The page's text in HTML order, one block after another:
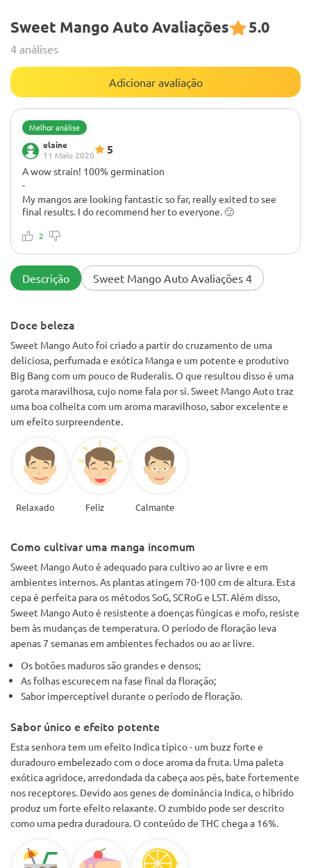
Sweet Mango Auto Avaliações 5.0
4 análises
Adicionar avaliação
Melhor análise
elaine
11 Maio 2020
5
A wow strain! 100% germination
My mangos are looking fantastic so far, really exited to see
final results. I do recommend her to everyone. 🙂
2
Descrição Sweet Mango Auto Avaliações 4
Doce beleza
Sweet Mango Auto foi criado a partir do cruzamento de uma
deliciosa, perfumada e exótica Manga e um potente e produtivo
Big Bang com um pouco de Ruderalis. O que resultou disso é uma
garota maravilhosa, cujo nome fala por si. Sweet Mango Auto traz
uma boa colheita com um aroma maravilhoso, sabor excelente e
um efeito surpreendente.
Relaxado Feliz Calmante
Como cultivar uma manga incomum
Sweet Mango Auto é adequado para cultivo ao ar livre e em
ambientes internos. As plantas atingem 70-100 cm de altura. Esta
cepa é perfeita para os métodos SoG, SCRoG e LST. Além disso,
Sweet Mango Auto é resistente a doenças fúngicas e mofo, resiste
bem às mudanças de temperatura. O período de floração leva
apenas 7 semanas em ambientes fechados ou ao ar livre.
Os botões maduros são grandes e densos;
As folhas escurecem na fase final da floração;
Sabor imperceptível durante o período de floração.
Sabor único e efeito potente
Esta senhora tem um efeito Indica típico - um buzz forte e
duradouro embelezado com o doce aroma da fruta. Uma paleta
exótica agridoce, arredondada da cabeça aos pés, bate fortemente
nos receptores. Devido aos genes de dominância Indica, o híbrido
produz um forte efeito relaxante. O zumbido pode ser descrito
como uma pedra duradoura. O conteúdo de THC chega a 16%.